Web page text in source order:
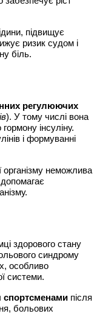
підвищує
ризик судом і
біль.
регулюючих
). У тому числі вона
інсуліну.
і формуванні
організму неможлива
здорового стану
синдрому
особливо
системи.
спортсменами після
больових